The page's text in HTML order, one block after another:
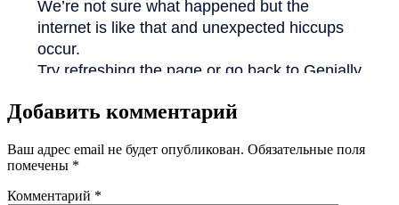
Добавить комментарий
Ваш адрес email не будет опубликован. Обязательные поля
помечены *
Комментарий *